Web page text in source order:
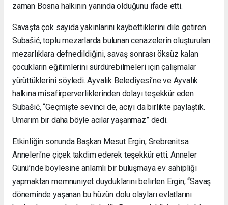
zaman Bosna halkının yanında olduğunu ifade etti.
Savaşta çok sayıda yakınlarını kaybettiklerini dile getiren
Subašić, toplu mezarlarda bulunan cenazelerin oluşturulan
mezarlıklara defnedildiğini, savaş sonrası öksüz kalan
çocukların eğitimlerini sürdürebilmeleri için çalışmalar
yürüttüklerini söyledi. Ayvalık Belediyesi’ne ve Ayvalık
halkına misafirperverliklerinden dolayı teşekkür eden
Subašić, “Geçmişte sevinci de, acıyı da birlikte paylaştık.
Umarım bir daha böyle acılar yaşanmaz” dedi.
Etkinliğin sonunda Başkan Mesut Ergin, Srebrenitsa
Anneleri’ne çiçek takdim ederek teşekkür etti. Anneler
Günü’nde böylesine anlamlı bir buluşmaya ev sahipliği
yapmaktan memnuniyet duyduklarını belirten Ergin, “Savaş
döneminde yaşanan bu hüzün dolu olayları evlatlarını